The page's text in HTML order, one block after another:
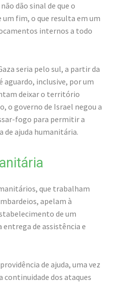
dão sinal de que o
fim, o que resulta em um
internos a todo
seria pelo sul, a partir da
aguardo, inclusive, por um
deixar o território
o governo de Israel negou a
fogo para permitir a
de ajuda humanitária.
que trabalham
apelam à
de um
entrega de assistência e
de ajuda, uma vez
continuidade dos ataques